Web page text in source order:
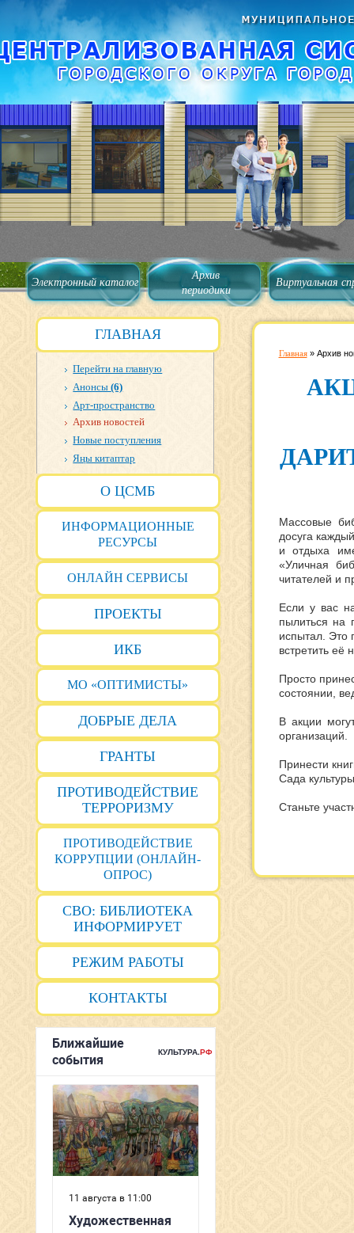
Электронный каталог
Архив
периодики
Виртуальная
ГЛАВНАЯ
Перейти на главную
Анонсы(6)
Арт-пространство
Архив новостей
Новые поступления
Яңы китаптар
О ЦСМБ
ИНФОРМАЦИОННЫЕ
РЕСУРСЫ
ОНЛАЙН СЕРВИСЫ
ПРОЕКТЫ
ИКБ
МО «ОПТИМИСТЫ»
ДОБРЫЕ ДЕЛА
ГРАНТЫ
ПРОТИВОДЕЙСТВИЕ
ТЕРРОРИЗМУ
ПРОТИВОДЕЙСТВИЕ
КОРРУПЦИИ (ОНЛАЙН-
ОПРОС)
СВО: БИБЛИОТЕКА
ИНФОРМИРУЕТ
РЕЖИМ РАБОТЫ
КОНТАКТЫ
Главная» Архив
Массовые
досуга
и отдыха
«Уличная
читателей и
Если у вас
пылиться на
испытал. Это
встретить её
Просто
состоянии,
В акции
организаций.
Принести
Сада
Станьте